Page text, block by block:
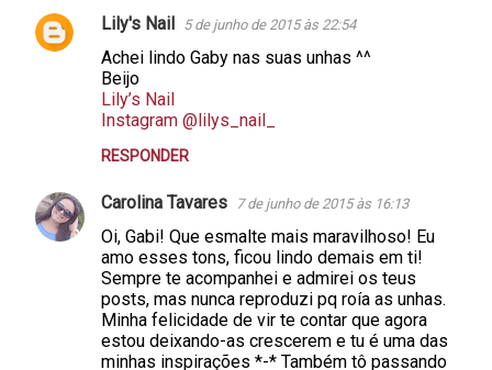
Lily's Nail 5 de junho de 2015 às 22:54
Achei lindo Gaby nas suas unhas ^^
Beijo
Lily’s Nail
Instagram @lilys_nail_
RESPONDER
Carolina Tavares 7 de junho de 2015 às 16:13
Oi, Gabi! Que esmalte mais maravilhoso! Eu
amo esses tons, ficou lindo demais em ti!
Sempre te acompanhei e admirei os teus
posts, mas nunca reproduzi pq roía as unhas.
Minha felicidade de vir te contar que agora
estou deixando-as crescerem e tu é uma das
minhas inspirações *-* Também tô passando